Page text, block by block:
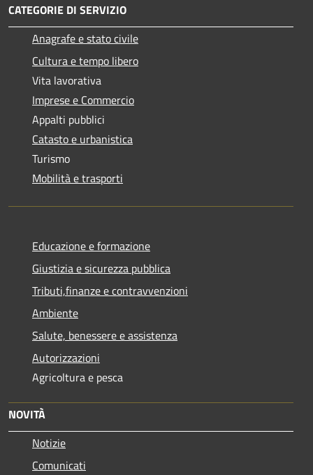
CATEGORIE DI SERVIZIO
Anagrafe e stato civile
Cultura e tempo libero
Vita lavorativa
Imprese e Commercio
Appalti pubblici
Catasto e urbanistica
Turismo
Mobilità e trasporti
Educazione e formazione
Giustizia e sicurezza pubblica
Tributi,finanze e contravvenzioni
Ambiente
Salute, benessere e assistenza
Autorizzazioni
Agricoltura e pesca
NOVITÀ
Notizie
Comunicati